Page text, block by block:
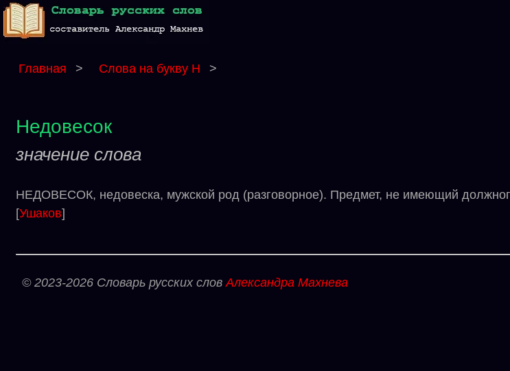
Главная > Слова на букву Н >
Недовесок
значение слова
НЕДОВЕСОК, недовеска, мужской род (разговорное). Предмет, не имеющий
[Ушаков]
© 2023-2026 Словарь русских словАлександра Махнева